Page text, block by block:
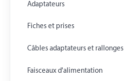
Adaptateurs
Fiches et prises
Câbles adaptateurs et rallonges
Faisceaux d'alimentation